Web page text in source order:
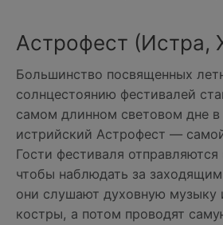
Астрофест (Истра,
Большинство посвященных
солнцестоянию фестивалей
самом длинном световом дне в
истрийский Астрофест —
Гости фестиваля
чтобы наблюдать за
они слушают духовную музыку
костры, а потом проводят